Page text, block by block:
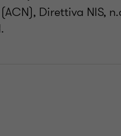
Direttiva NIS,